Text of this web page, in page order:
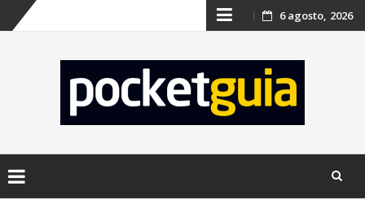
Skip
content
6 agosto, 2026